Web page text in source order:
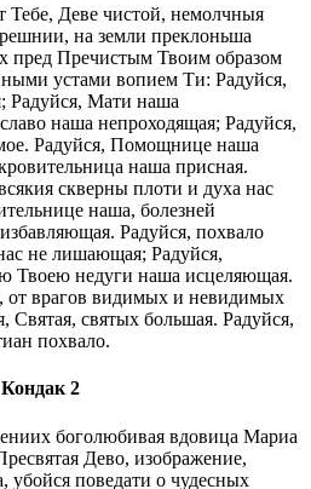
Деве чистой, немолчныя
на земли преклоньша
пред Пречистым Твоим образом
устами вопием Ти: Радуйся,
Радуйся, Мати наша
наша непроходящая; Радуйся,
Радуйся, Помощнице наша
наша присная.
скверны плоти и духа нас
наша, болезней
Радуйся, похвало
не лишающая; Радуйся,
Твоею недуги наша исцеляющая.
врагов видимых и невидимых
Святая, святых большая. Радуйся,
похвало.
Кондак 2
боголюбивая вдовица Мариа
Дево, изображение,
поведати о чудесных